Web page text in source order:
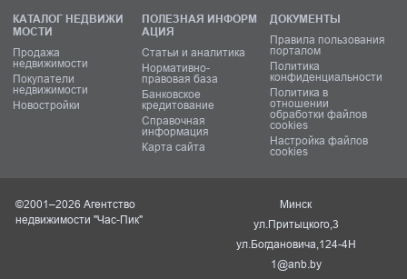
КАТАЛОГ НЕДВИЖИ
МОСТИ
Продажа
недвижимости
Покупатели
недвижимости
Новостройки
ПОЛЕЗНАЯ ИНФОРМ
АЦИЯ
Статьи и аналитика
Нормативно-
правовая база
Банковское
кредитование
Справочная
информация
Карта сайта
ДОКУМЕНТЫ
Правила пользования
порталом
Политика
конфиденциальности
Политика в
отношении
обработки файлов
cookies
Настройка файлов
cookies
©2001–2026 Агентство
недвижимости "Час-Пик"
Минск
ул.Притыцкого,3
ул.Богдановича,124-4Н
1@anb.by